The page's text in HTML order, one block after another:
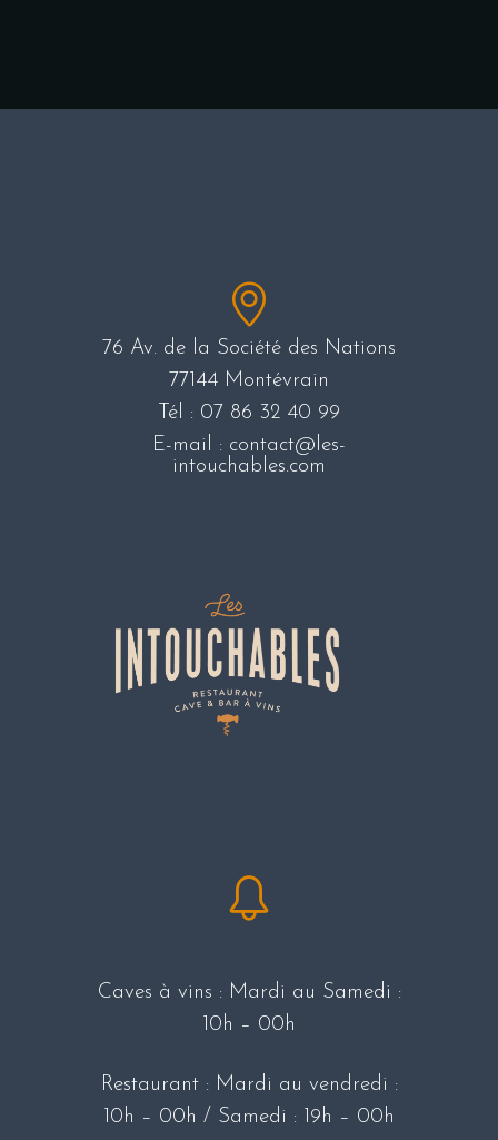
76 Av. de la Société des Nations
77144 Montévrain
Tél : 07 86 32 40 99
E-mail : contact@les-
intouchables.com
Caves à vins : Mardi au Samedi :
10h – 00h
Restaurant : Mardi au vendredi :
10h – 00h / Samedi : 19h – 00h